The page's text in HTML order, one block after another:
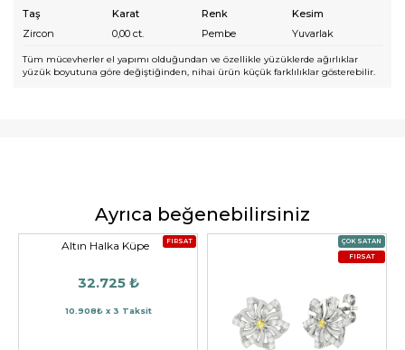
Taş Karat Renk
Kesim
Zircon
0,00 ct. Pembe Yuvarlak
Tüm mücevherler el yapımı olduğundan ve özellikle yüzüklerde ağırlıklar
yüzük boyutuna göre değiştiğinden, nihai ürün küçük farklılıklar gösterebilir.
Ayrıca beğenebilirsiniz
FIRSAT
Altın Halka Küpe
32.725 ₺
10.908₺ x 3 Taksit
ÇOK SATAN
FIRSAT